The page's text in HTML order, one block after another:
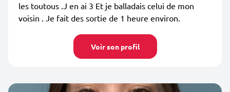
les toutous .J en ai 3 Et je balladais celui de mon
voisin . Je fait des sortie de 1 heure environ.
Voir son profil